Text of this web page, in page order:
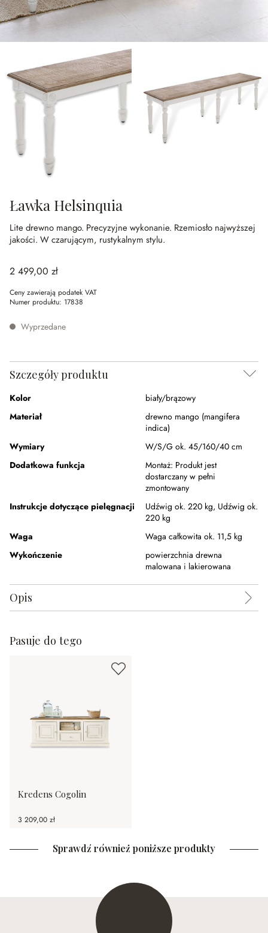
Ławka Helsinquia
Lite drewno mango. Precyzyjne wykonanie. Rzemiosło najwyższej
jakości. W czarującym, rustykalnym stylu.
2 499,00 zł
Ceny zawierają podatek VAT
Numer produktu: 17838
Wyprzedane
Szczegóły produktu
Kolor
biały/brązowy
Materiał
drewno mango (mangifera
indica)
Wymiary
W/S/G ok. 45/160/40 cm
Dodatkowa funkcja
Montaż: Produkt jest
dostarczany w pełni
zmontowany
Instrukcje dotyczące pielęgnacji
Udźwig ok. 220 kg, Udźwig ok.
220 kg
Waga
Waga całkowita ok. 11,5 kg
Wykończenie
powierzchnia drewna
malowana i lakierowana
Opis
Pasuje do tego
Kredens Cogolin
3 209,00 zł
Sprawdź również poniższe produkty